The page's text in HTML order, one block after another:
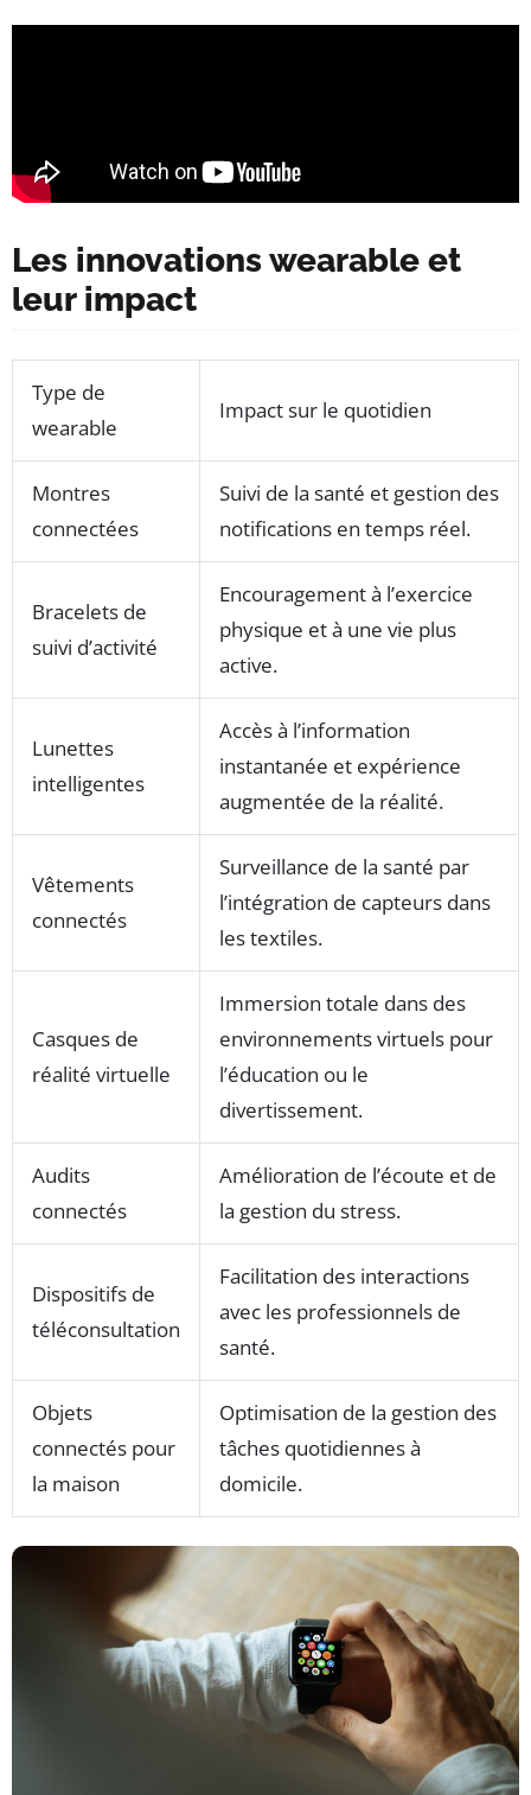
Les innovations wearable et
leur impact
Type de
wearable
Impact sur le quotidien
Montres
connectées
Suivi de la santé et gestion des
notifications en temps réel.
Bracelets de
suivi d’activité
Encouragement à l’exercice
physique et à une vie plus
active.
Lunettes
intelligentes
Accès à l’information
instantanée et expérience
augmentée de la réalité.
Vêtements
connectés
Surveillance de la santé par
l’intégration de capteurs dans
les textiles.
Casques de
réalité virtuelle
Immersion totale dans des
environnements virtuels pour
l’éducation ou le
divertissement.
Audits
connectés
Amélioration de l’écoute et de
la gestion du stress.
Dispositifs de
téléconsultation
Facilitation des interactions
avec les professionnels de
santé.
Objets
connectés pour
la maison
Optimisation de la gestion des
tâches quotidiennes à
domicile.